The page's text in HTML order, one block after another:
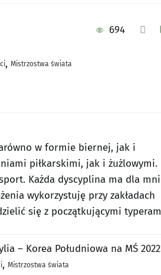
694
, Mistrzostwa świata
w formie biernej, jak i
piłkarskimi, jak i żużlowymi.
Każda dyscyplina ma dla
wykorzystuję przy zakładach
się z początkującymi
– Korea Południowa na MŚ
, Mistrzostwa świata